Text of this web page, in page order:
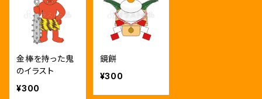
金棒を持った鬼
のイラスト
¥300
鏡餅
¥300